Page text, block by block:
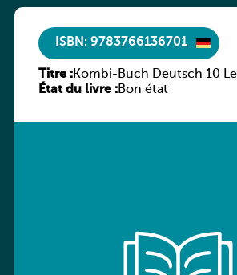
ISBN: 9783766136701
Titre :Kombi-Buch Deutsch 10
Sprachbuch
État du livre :Bon état